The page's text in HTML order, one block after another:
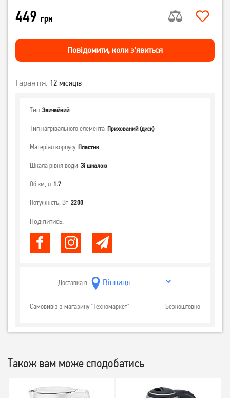
449 грн
Повiдомити, коли з'явиться
Гарантія: 12 місяців
Тип Звичайний
Тип нагрівального елемента Прихований (диск)
Матеріал корпусу Пластик
Шкала рівня води Зі шкалою
Об'єм, л 1.7
Потужність, Вт 2200
Поділитись:
Доставка в
Самовивіз з магазину "Техномаркет" Безкоштовно
Також вам може сподобатись